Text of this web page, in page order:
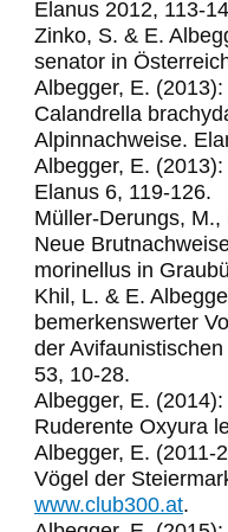
Elanus 2012, 113-
Zinko, S. & E.
senator in
Albegger, E.
Calandrella
Alpinnachweise.
Albegger, E.
Elanus 6, 119-126.
Müller-Derungs,
Neue
morinellus in
Khil, L. & E.
bemerkenswerter
der
53, 10-28.
Albegger, E.
Ruderente Oxyura
Albegger, E. (2011-
Vögel der
www.club300.at.